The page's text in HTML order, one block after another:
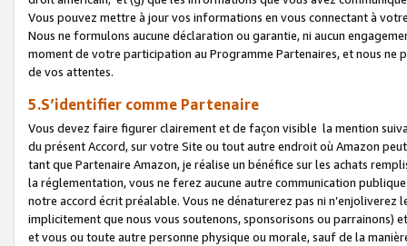
Vous pouvez mettre à jour vos informations en vous connectant à
Nous ne formulons aucune déclaration ou garantie, ni aucun
moment de votre participation au Programme Partenaires, et nous
de vos attentes.
5.S’identifier comme Partenaire
Vous devez faire figurer clairement et de façon visible la mention
du présent Accord, sur votre Site ou tout autre endroit où Amazon
tant que Partenaire Amazon, je réalise un bénéfice sur les achats
la réglementation, vous ne ferez aucune autre communication
notre accord écrit préalable. Vous ne dénaturerez pas ni
implicitement que nous vous soutenons, sponsorisons ou parrainons)
et vous ou toute autre personne physique ou morale, sauf de la